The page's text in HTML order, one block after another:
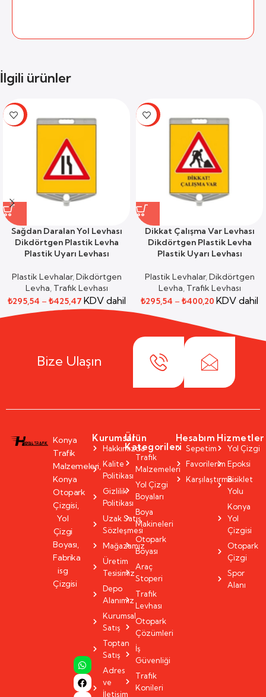
İlgili ürünler
-59%
Sağdan Daralan Yol Levhası
Dikdörtgen Plastik Levha
Plastik Uyarı Levhası
Plastik Levhalar,Dikdörtgen
Levha, Trafik Levhası
₺295,54 – ₺425,47 KDV dahil
-59%
Dikkat Çalışma Var Levhası
Dikdörtgen Plastik Levha
Plastik Uyarı Levhası
Plastik Levhalar,Dikdörtgen
Levha, Trafik Levhası
₺295,54 – ₺400,20 KDV dahil
Bize Ulaşın
Konya
Trafik
Malzemeleri,
Konya
Otopark
Çizgisi,
Yol
Çizgi
Boyası,
Fabrika
isg
Çizgisi
Kurumsal
Hakkımızda
Kalite
Politikası
Gizlilik
Politikası
Uzak Satış
Sözleşmesi
Mağazamız
Üretim
Tesisimiz
Depo
Alanımız
Kurumsal
Satış
Toptan
Satış
Adres
ve
İletişim
Ürün
Kategorileri
Trafik
Malzemeleri
Yol Çizgi
Boyaları
Boya
Makineleri
Otopark
Boyası
Araç
Stoperi
Trafik
Levhası
Otopark
Çözümleri
İş
Güvenliği
Trafik
Konileri
Hesabım
Sepetim
Favorilerim
Karşılaştırma
Hizmetler
Yol Çizgi
Epoksi
Bisiklet
Yolu
Konya
Yol
Çizgisi
Otopark
Çizgi
Spor
Alanı